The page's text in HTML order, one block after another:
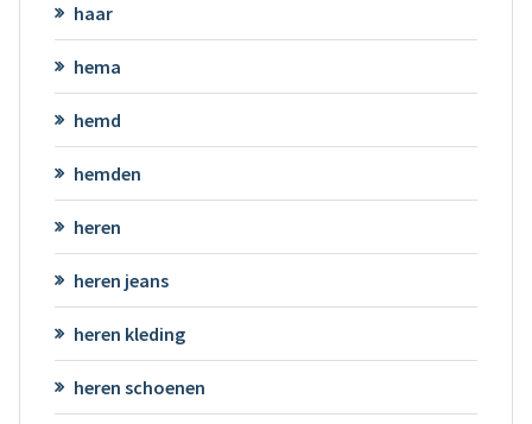
haar
hema
hemd
hemden
heren
heren jeans
heren kleding
heren schoenen